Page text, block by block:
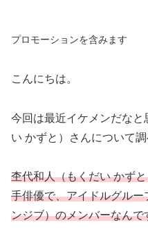
プロモーションを含みます
こんにちは。
今回は最近イケメンだな
い かずと）さんについて調
杢代和人（もくだい かず
手俳優で、アイドルグル
ンジブ）のメンバーなんで